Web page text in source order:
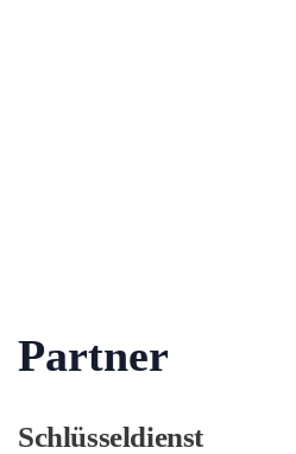
Partner
Schlüsseldienst